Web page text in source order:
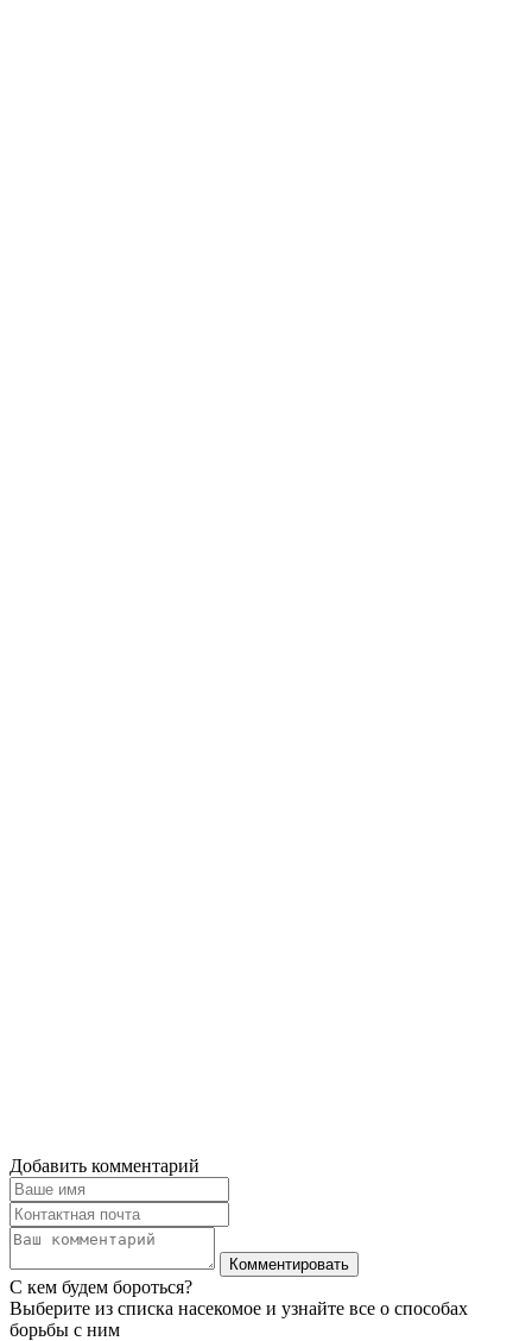
Добавить комментарий
С кем будем бороться?
Выберите из списка насекомое и узнайте все о способах
борьбы с ним